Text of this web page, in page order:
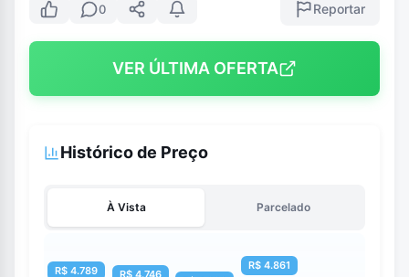
0 Reportar
VER ÚLTIMA OFERTA
Histórico de Preço
À Vista Parcelado